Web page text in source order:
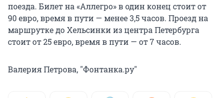
поезда. Билет на «Аллегро» в один конец стоит от
90 евро, время в пути — менее 3,5 часов. Проезд на
маршрутке до Хельсинки из центра Петербурга
стоит от 25 евро, время в пути — от 7 часов.
Валерия Петрова, "Фонтанка.ру"